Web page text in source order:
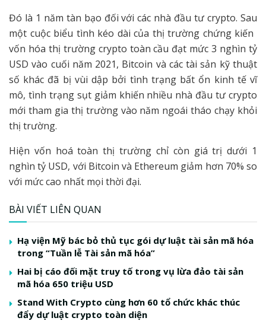
Đó là 1 năm tàn bạo đối với các nhà đầu tư crypto. Sau
một cuộc biểu tình kéo dài của thị trường chứng kiến ​​
vốn hóa thị trường crypto toàn cầu đạt mức 3 nghìn tỷ
USD vào cuối năm 2021, Bitcoin và các tài sản kỹ thuật
số khác đã bị vùi dập bởi tình trạng bất ổn kinh tế vĩ
mô, tình trạng sụt giảm khiến nhiều nhà đầu tư crypto
mới tham gia thị trường vào năm ngoái tháo chạy khỏi
thị trường.
Hiện vốn hoá toàn thị trường chỉ còn giá trị dưới 1
nghìn tỷ USD, với Bitcoin và Ethereum giảm hơn 70% so
với mức cao nhất mọi thời đại.
BÀI VIẾT LIÊN QUAN
Hạ viện Mỹ bác bỏ thủ tục gói dự luật tài sản mã hóa
trong “Tuần lễ Tài sản mã hóa”
Hai bị cáo đối mặt truy tố trong vụ lừa đảo tài sản
mã hóa 650 triệu USD
Stand With Crypto cùng hơn 60 tổ chức khác thúc
đẩy dự luật crypto toàn diện